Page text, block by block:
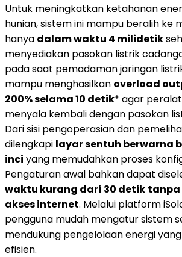
Untuk meningkatkan ketahanan
hunian, sistem ini mampu beralih ke
hanya dalam waktu 4 milidetik
menyediakan pasokan listrik
pada saat pemadaman jaringan
mampu menghasilkan overload
200% selama 10 detik* agar
menyala kembali dengan pasokan
Dari sisi pengoperasian dan
dilengkapi layar sentuh berwarna
inci yang memudahkan proses
Pengaturan awal bahkan dapat
waktu kurang dari 30 detik tanpa
akses internet. Melalui platform
pengguna mudah mengatur sistem
mendukung pengelolaan energi
efisien.